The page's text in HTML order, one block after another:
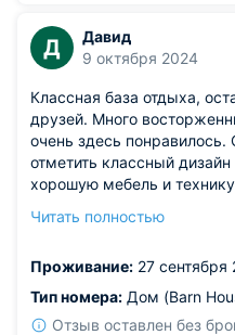
Д
Давид
9 октября 2024
Классная база отдыха,
друзей. Много
очень здесь
отметить классный
хорошую мебель и
холодно, а для жарких
искупаться и поплавать
Читать полностью
Проживание: 27
Тип номера: Дом (Barn
Отзыв оставлен без